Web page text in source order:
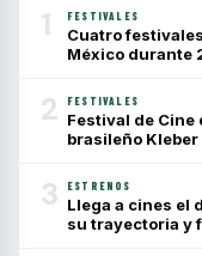
1 FESTIVALES
Cuatro
México durante
2 FESTIVALES
Festival de Cine
brasileño
3 ESTRENOS
Llega a cines el
su trayectoria y